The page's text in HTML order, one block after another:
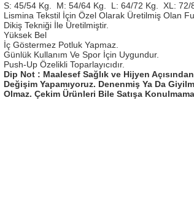
S: 45/54 Kg.
M: 54/64 Kg. L: 64/72 Kg.
XL: 72/
Lismina Tekstil İçin Özel Olarak Üretilmiş Olan
Dikiş Tekniği İle Üretilmiştir.
Yüksek Bel
İç Göstermez Potluk Yapmaz.
Günlük Kullanım Ve Spor İçin Uygundur.
Push-Up Özelikli Toparlayıcıdır.
Dip Not : Maalesef Sağlık ve Hijyen
Değişim Yapamıyoruz. Denenmiş Ya Da
Olmaz. Çekim Ürünleri Bile Satışa